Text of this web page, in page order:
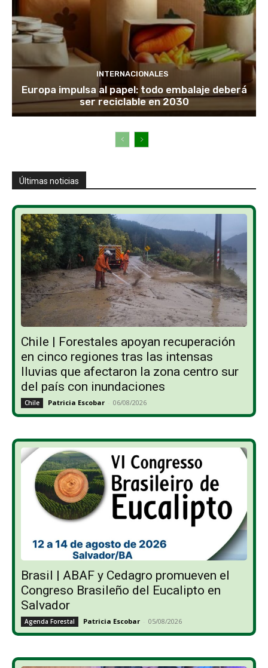
INTERNACIONALES
Europa impulsa al papel: todo embalaje deberá
ser reciclable en 2030
Últimas noticias
Chile | Forestales apoyan recuperación
en cinco regiones tras las intensas
lluvias que afectaron la zona centro sur
del país con inundaciones
Chile Patricia Escobar - 06/08/2026
Brasil | ABAF y Cedagro promueven el
Congreso Brasileño del Eucalipto en
Salvador
Agenda Forestal Patricia Escobar - 05/08/2026